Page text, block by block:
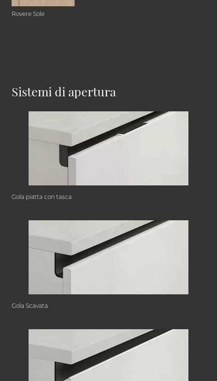
Rovere Sole
Sistemi di apertura
Gola piatta con tasca
Gola Scavata